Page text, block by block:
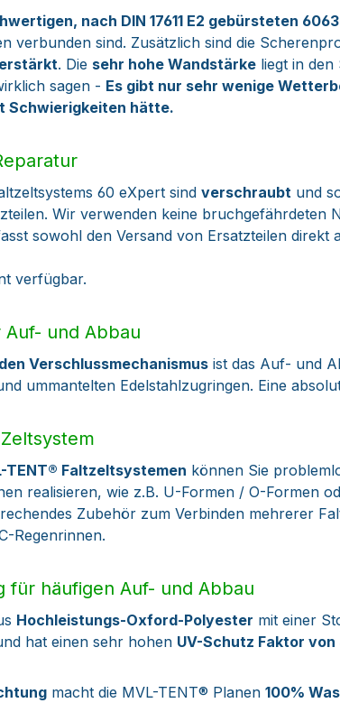
nach DIN 17611 E2 gebürsteten
verbunden sind. Zusätzlich sind die
. Die sehr hohe Wandstärke liegt in den
sagen - Es gibt nur sehr wenige
Schwierigkeiten hätte.
60 eXpert sindverschraubt und
Wir verwenden keine bruchgefährdeten
sowohl den Versand von Ersatzteilen direkt
verfügbar.
und Abbau
Verschlussmechanismus ist das Auf- und
ummantelten Edelstahlzugringen. Eine
TENT® Faltzeltsystemen können Sie
realisieren, wie z.B. U-Formen / O-Formen
Zubehör zum Verbinden mehrerer
Regenrinnen.
für häufigen Auf- und Abbau
Hochleistungs-Oxford-Polyester mit einer
hat einen sehr hohen UV-Schutz Faktor von
macht die MVL-TENT® Planen100%